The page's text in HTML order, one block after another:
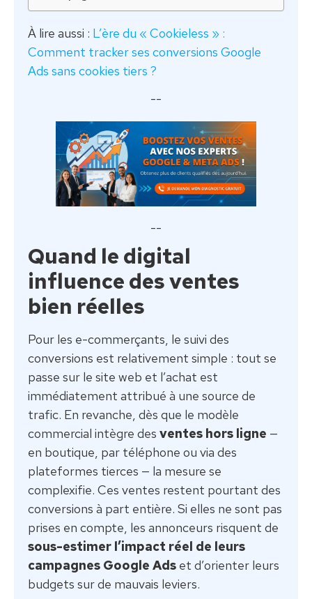
À lire aussi : L’ère du « Cookieless » :
Comment tracker ses conversions Google
Ads sans cookies tiers ?
--
--
Quand le digital
influence des ventes
bien réelles
Pour les e-commerçants, le suivi des
conversions est relativement simple : tout se
passe sur le site web et l’achat est
immédiatement attribué à une source de
trafic. En revanche, dès que le modèle
commercial intègre des ventes hors ligne —
en boutique, par téléphone ou via des
plateformes tierces — la mesure se
complexifie. Ces ventes restent pourtant des
conversions à part entière. Si elles ne sont pas
prises en compte, les annonceurs risquent de
sous-estimer l’impact réel de leurs
campagnes Google Ads et d’orienter leurs
budgets sur de mauvais leviers.